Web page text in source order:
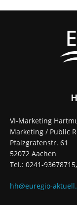
VI-Marketing
Marketing / Public
Pfalzgrafenstr. 61
52072 Aachen
Tel.: 0241-
hh@euregio-